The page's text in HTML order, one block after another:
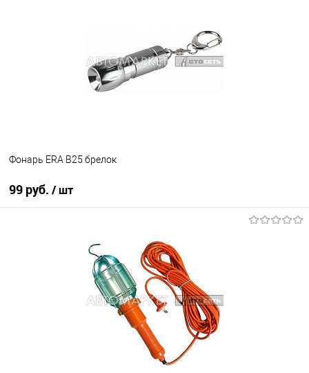
Фонарь ERA B25 брелок
99 руб. / шт
В наличии